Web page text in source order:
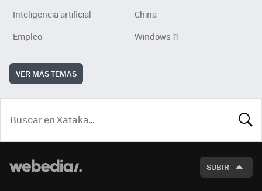
Inteligencia artificial
China
Empleo
Windows 11
VER MÁS TEMAS
SUBIR